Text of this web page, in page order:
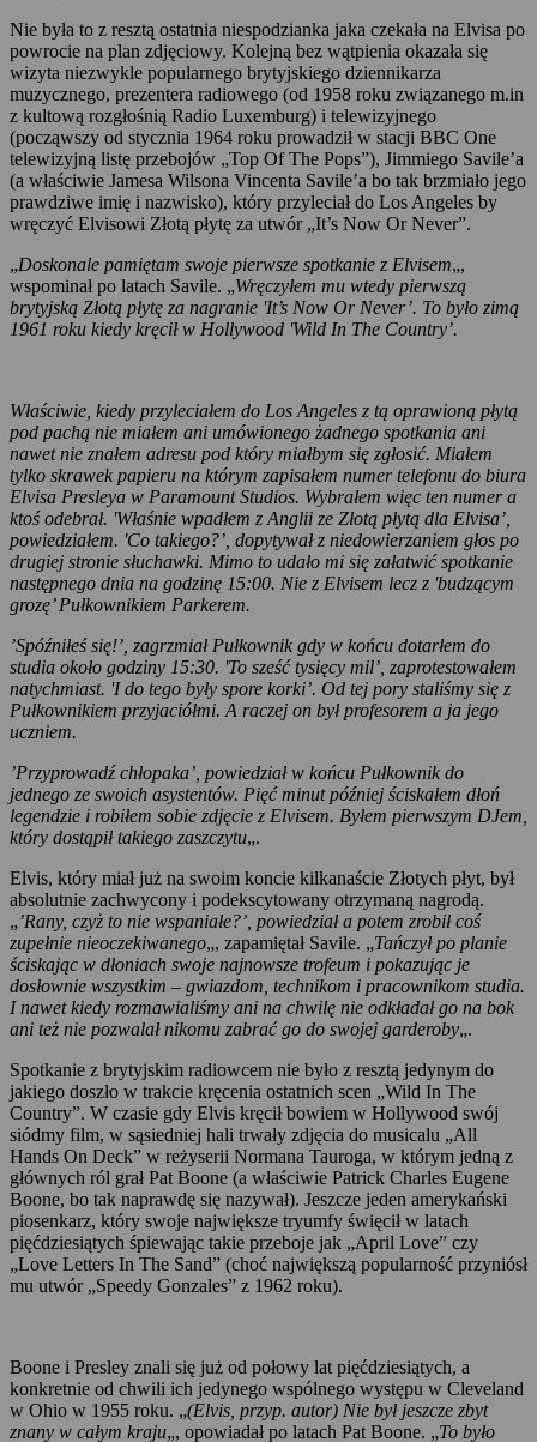
Nie była to z resztą ostatnia niespodzianka jaka czekała na Elvisa po
powrocie na plan zdjęciowy. Kolejną bez wątpienia okazała się
wizyta niezwykle popularnego brytyjskiego dziennikarza
muzycznego, prezentera radiowego (od 1958 roku związanego m.in
z kultową rozgłośnią Radio Luxemburg) i telewizyjnego
(począwszy od stycznia 1964 roku prowadził w stacji BBC One
telewizyjną listę przebojów „Top Of The Pops”), Jimmiego Savile’a
(a właściwie Jamesa Wilsona Vincenta Savile’a bo tak brzmiało jego
prawdziwe imię i nazwisko), który przyleciał do Los Angeles by
wręczyć Elvisowi Złotą płytę za utwór „It’s Now Or Never”.
„Doskonale pamiętam swoje pierwsze spotkanie z Elvisem„,
wspominał po latach Savile. „Wręczyłem mu wtedy pierwszą
brytyjską Złotą płytę za nagranie 'It’s Now Or Never’. To było zimą
1961 roku kiedy kręcił w Hollywood 'Wild In The Country’.
Właściwie, kiedy przyleciałem do Los Angeles z tą oprawioną płytą
pod pachą nie miałem ani umówionego żadnego spotkania ani
nawet nie znałem adresu pod który miałbym się zgłosić. Miałem
tylko skrawek papieru na którym zapisałem numer telefonu do biura
Elvisa Presleya w Paramount Studios. Wybrałem więc ten numer a
ktoś odebrał. 'Właśnie wpadłem z Anglii ze Złotą płytą dla Elvisa’,
powiedziałem. 'Co takiego?’, dopytywał z niedowierzaniem głos po
drugiej stronie słuchawki. Mimo to udało mi się załatwić spotkanie
następnego dnia na godzinę 15:00. Nie z Elvisem lecz z 'budzącym
grozę’ Pułkownikiem Parkerem.
’Spóźniłeś się!’, zagrzmiał Pułkownik gdy w końcu dotarłem do
studia około godziny 15:30. 'To sześć tysięcy mil’, zaprotestowałem
natychmiast. 'I do tego były spore korki’. Od tej pory staliśmy się z
Pułkownikiem przyjaciółmi. A raczej on był profesorem a ja jego
uczniem.
’Przyprowadź chłopaka’, powiedział w końcu Pułkownik do
jednego ze swoich asystentów. Pięć minut później ściskałem dłoń
legendzie i robiłem sobie zdjęcie z Elvisem. Byłem pierwszym DJem,
który dostąpił takiego zaszczytu„.
Elvis, który miał już na swoim koncie kilkanaście Złotych płyt, był
absolutnie zachwycony i podekscytowany otrzymaną nagrodą.
„’Rany, czyż to nie wspaniałe?’, powiedział a potem zrobił coś
zupełnie nieoczekiwanego„, zapamiętał Savile. „Tańczył po planie
ściskając w dłoniach swoje najnowsze trofeum i pokazując je
dosłownie wszystkim – gwiazdom, technikom i pracownikom studia.
I nawet kiedy rozmawialiśmy ani na chwilę nie odkładał go na bok
ani też nie pozwalał nikomu zabrać go do swojej garderoby„.
Spotkanie z brytyjskim radiowcem nie było z resztą jedynym do
jakiego doszło w trakcie kręcenia ostatnich scen „Wild In The
Country”. W czasie gdy Elvis kręcił bowiem w Hollywood swój
siódmy film, w sąsiedniej hali trwały zdjęcia do musicalu „All
Hands On Deck” w reżyserii Normana Tauroga, w którym jedną z
głównych ról grał Pat Boone (a właściwie Patrick Charles Eugene
Boone, bo tak naprawdę się nazywał). Jeszcze jeden amerykański
piosenkarz, który swoje największe tryumfy święcił w latach
pięćdziesiątych śpiewając takie przeboje jak „April Love” czy
„Love Letters In The Sand” (choć największą popularność przyniósł
mu utwór „Speedy Gonzales” z 1962 roku).
Boone i Presley znali się już od połowy lat pięćdziesiątych, a
konkretnie od chwili ich jedynego wspólnego występu w Cleveland
w Ohio w 1955 roku. „(Elvis, przyp. autor) Nie był jeszcze zbyt
znany w całym kraju„, opowiadał po latach Pat Boone. „To było